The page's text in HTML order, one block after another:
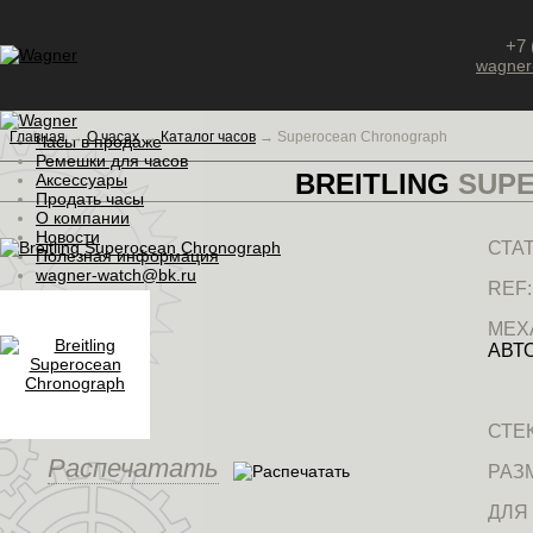
+7
Часы в продаже
Ремешки для часов
Аксессуары
Продать часы
О компании
Новости
Полезная информация
wagner-watch@bk.ru
Главная→О часах→Каталог часов → Superocean Chronograph
BREITLING
Распечатать
REF:
ДЛЯ